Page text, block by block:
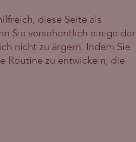
diese Seite als
Sie versehentlich einige der
nicht zu ärgern. Indem Sie
Routine zu entwickeln, die